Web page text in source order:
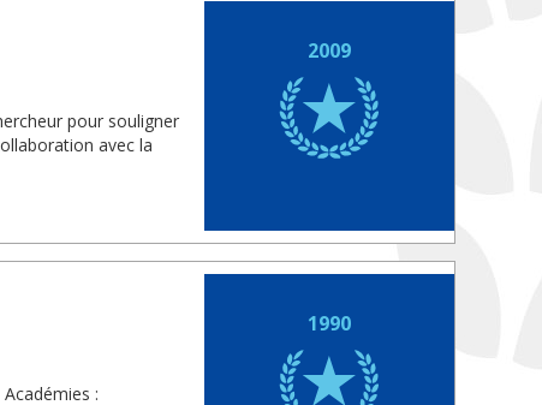
pour souligner
avec la
2009
:
1990